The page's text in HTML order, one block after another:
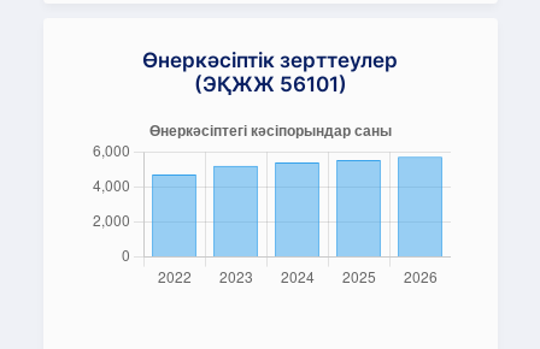
Өнеркәсіптік зерттеулер
(ЭҚЖЖ 56101)